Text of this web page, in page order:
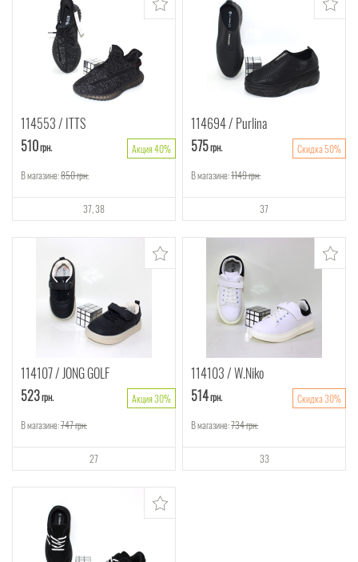
114553 ITTS
510грн.
Акция 40%
В магазине:850грн.
37 38
114694 Purlina
575грн.
Скидка 50%
В магазине:1149грн.
37
114107 JONG GOLF
523грн.
Акция 30%
В магазине:747грн.
27
114103 W.Niko
514грн.
Скидка 30%
В магазине:734грн.
33